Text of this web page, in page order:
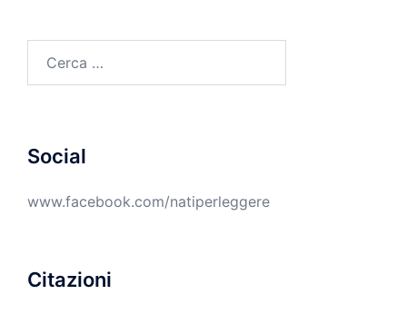
Social
www.facebook.com/natiperleggere
Citazioni